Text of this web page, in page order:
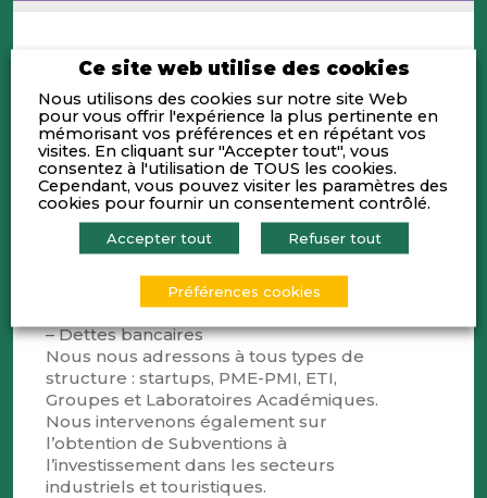
Activités
Dynergie accélère les projets innovants
les plus ambitieux grâce à une stratégie
de financement globale, sur-mesure et
évolutive. Nous mobilisons :
– Subventions et aides publiques
Crédit Impôt Innovation, statut Jeune
entreprise Innovante, IP BOX
– Dettes bancaires
Nous nous adressons à tous types de
structure : startups, PME-PMI, ETI,
Groupes et Laboratoires Académiques.
Nous intervenons également sur
l’obtention de Subventions à
l’investissement dans les secteurs
industriels et touristiques.
Ce site web utilise des cookies
Nous utilisons des cookies sur notre site Web
pour vous offrir l'expérience la plus pertinente en
mémorisant vos préférences et en répétant vos
visites. En cliquant sur "Accepter tout", vous
consentez à l'utilisation de TOUS les cookies.
Cependant, vous pouvez visiter les paramètres des
cookies pour fournir un consentement contrôlé.
Accepter tout Refuser tout
Préférences cookies